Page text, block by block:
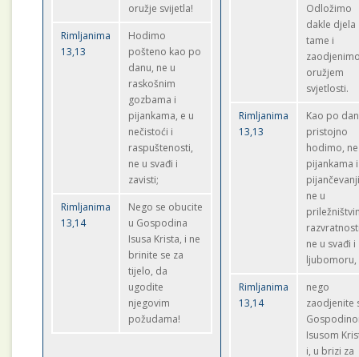
oružje svijetla!
Rimljanima
13,13
Hodimo
pošteno kao po
danu, ne u
raskošnim
gozbama i
pijankama, e u
nečistoći i
raspuštenosti,
ne u svađi i
zavisti;
Rimljanima
13,14
Nego se obucite
u Gospodina
Isusa Krista, i ne
brinite se za
tijelo, da
ugodite
njegovim
požudama!
Odložimo
dakle djela
tame i
oružjem
svjetlosti.
Rimljanima
13,13
Kao po
pristojno
hodimo,
pijankama i
ne u
ne u svađi i
ljubomoru,
Rimljanima
13,14
nego
zaodjenite
Isusom
i, u brizi za